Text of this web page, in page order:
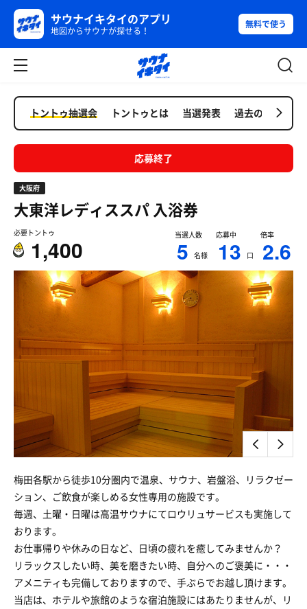
サウナイキタイのアプリ
地図からサウナが探せる！
無料で使う
トントゥ抽選会 トントゥとは 当選発表 過去の抽選会
応募終了
大阪府
大東洋レディススパ入浴券
必要トントゥ
1,400
当選人数
5 名様
応募中
13 口
倍率
2.6
梅田各駅から徒歩10分圏内で温泉、サウナ、岩盤浴、リラクゼー
ション、ご飲食が楽しめる女性専用の施設です。
毎週、土曜・日曜は高温サウナにてロウリュサービスも実施して
おります。
お仕事帰りや休みの日など、日頃の疲れを癒してみませんか？
リラックスしたい時、美を磨きたい時、自分へのご褒美に・・・
アメニティも完備しておりますので、手ぶらでお越し頂けます。
当店は、ホテルや旅館のような宿泊施設にはあたりませんが、リ